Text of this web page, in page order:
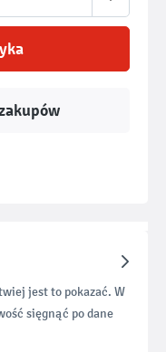
jest to pokazać. W
sięgnąć po dane